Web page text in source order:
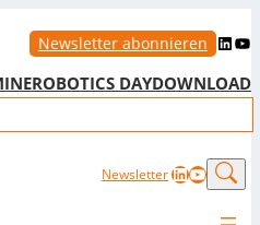
Newsletter abonnieren LinkedIn YouTube
ROBOTICS DAYDOWNLOAD
NewsletterLinkedIn